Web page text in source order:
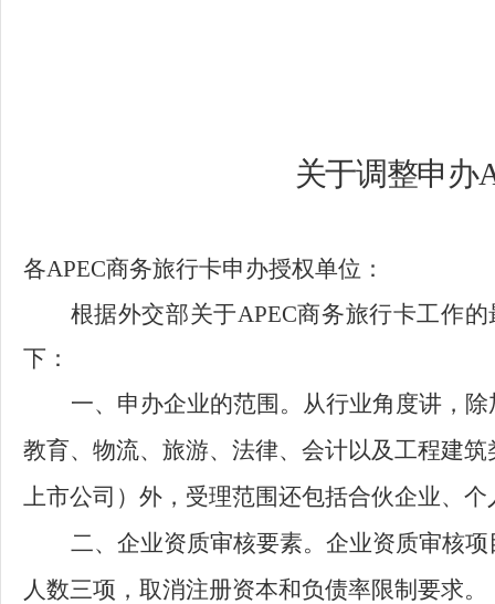
关于调整申办
各APEC商务旅行卡申办授权单位：
根据外交部关于APEC商务旅行卡工作
下：
一、申办企业的范围。 从行业角度讲，
教育、物流、旅游、法律、会计以及工程建
上市公司）外，受理范围还包括合伙企业、个
二、企业资质审核要素。 企业资质审核
人数三项，取消注册资本和负债率限制要求。